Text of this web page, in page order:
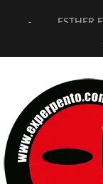
ESTHER
TIMBRE 4,
30 AÑOS